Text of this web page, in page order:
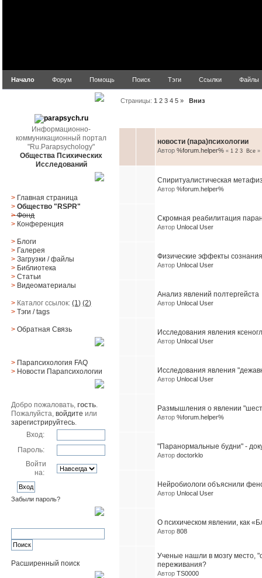
Начало Форум Помощь Поиск Тэги Ссылки Файлы
Информационно-
коммуникационный портал
"Ru.Parapsychology"
Общества Психических
Исследований
> Главная страница
> Общество "RSPR"
> Фонд
> Конференция
> Блоги
> Галерея
> Загрузки/файлы
> Библиотека
> Статьи
> Видеоматериалы
> Каталог ссылок:(1) (2)
> Тэги/ tags
> Обратная Cвязь
> Парапсихология FAQ
> Новости Парапсихологии
Добро пожаловать,гость.
Пожалуйста,войдите или
зарегистрируйтесь.
Вход:
Пароль:
Войти
на:
Забыли пароль?
Расширенный поиск
Страницы:1 2 3 4 5 » Вниз
новости (пара)психологии
Автор %forum.helper% « 1 2 3 Все »
Спиритуалистическая
Автор %forum.helper%
Скромная реабилитация
Автор Unlocal User
Физические эффекты
Автор Unlocal User
Анализ явлений полтергейста
Автор Unlocal User
Исследования явления
Автор Unlocal User
Исследования явления
Автор Unlocal User
Размышления о явлении
Автор %forum.helper%
"Паранормальные будни" -
Автор doctorklo
Нейробиологи объяснили
Автор Unlocal User
О психическом явлении, как
Автор 808
Ученые нашли в мозгу место,
переживания?
Автор TS0000